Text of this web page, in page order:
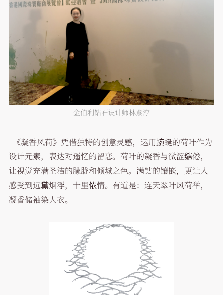
金伯利钻石设计师林紫淳
《凝香风荷》凭借独特的创意灵感，运用蜿蜒的荷叶作为
设计元素，表达对遥忆的留恋。荷叶的凝香与微涩缱倦，
让视觉充满圣洁的朦胧和倾城之色。满钻的镶嵌，更让人
感受到远黛烟浮，十里侬情。有道是：连天翠叶风荷举，
凝香储袖染人衣。